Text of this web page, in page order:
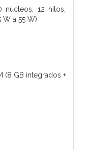
núcleos, 12 hilos,
W a 55 W)
(8 GB integrados +